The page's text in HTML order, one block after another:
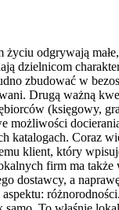
odgrywają
dzielnicom
zbudować w
Drugą ważną
(księgowy,
możliwości
Coraz
klient, który
firm ma
dostawcy, a